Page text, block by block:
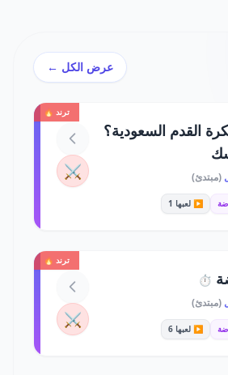
عرض الكل ←
ترند 🔥
القدم السعودية؟
(مبتدئ)
▶️ لعبها 1
⚔️
ترند 🔥
⏱️
(مبتدئ)
▶️ لعبها 6 ⚔️